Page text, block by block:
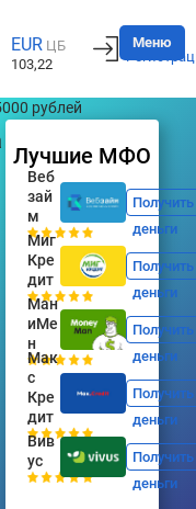
EUR ЦБ
103,22
Вход
Меню
рублей
Лучшие МФО
Веб
зай
м
Получить
деньги
Миг
Кре
дит
Получить
деньги
Ман
иМе
н
Получить
деньги
Мак
с
Кре
дит
Получить
деньги
Вив
ус
Получить
деньги